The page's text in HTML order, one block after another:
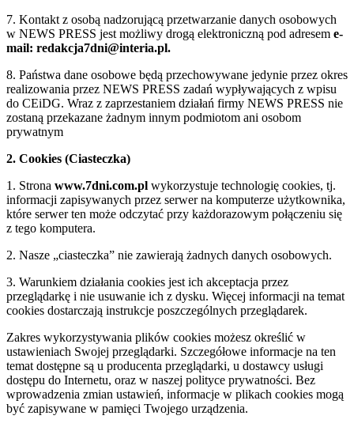
7. Kontakt z osobą nadzorującą przetwarzanie danych osobowych
w NEWS PRESS jest możliwy drogą elektroniczną pod adresem e-
mail: redakcja7dni@interia.pl.
8. Państwa dane osobowe będą przechowywane jedynie przez okres
realizowania przez NEWS PRESS zadań wypływających z wpisu
do CEiDG. Wraz z zaprzestaniem działań firmy NEWS PRESS nie
zostaną przekazane żadnym innym podmiotom ani osobom
prywatnym
2. Cookies (Ciasteczka)
1. Strona www.7dni.com.pl wykorzystuje technologię cookies, tj.
informacji zapisywanych przez serwer na komputerze użytkownika,
które serwer ten może odczytać przy każdorazowym połączeniu się
z tego komputera.
2. Nasze „ciasteczka” nie zawierają żadnych danych osobowych.
3. Warunkiem działania cookies jest ich akceptacja przez
przeglądarkę i nie usuwanie ich z dysku. Więcej informacji na temat
cookies dostarczają instrukcje poszczególnych przeglądarek.
Zakres wykorzystywania plików cookies możesz określić w
ustawieniach Swojej przeglądarki. Szczegółowe informacje na ten
temat dostępne są u producenta przeglądarki, u dostawcy usługi
dostępu do Internetu, oraz w naszej polityce prywatności. Bez
wprowadzenia zmian ustawień, informacje w plikach cookies mogą
być zapisywane w pamięci Twojego urządzenia.